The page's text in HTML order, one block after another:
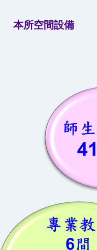
本所空間設備